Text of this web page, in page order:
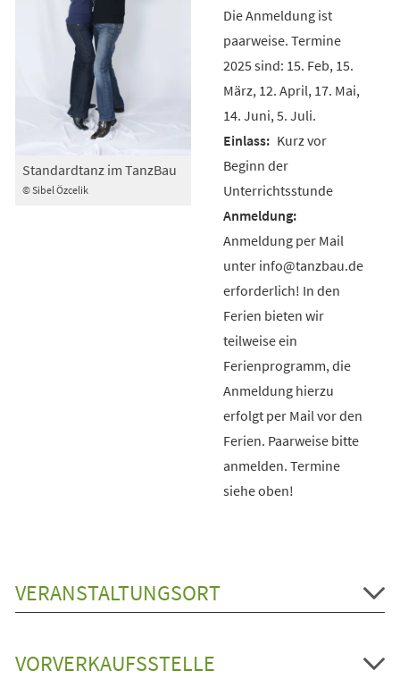
© Sibel Özcelik
Standardtanz im TanzBau
Die Anmeldung ist
paarweise. Termine
2025 sind: 15. Feb, 15.
März, 12. April, 17. Mai,
14. Juni, 5. Juli.
Kurz vor
Beginn der
Unterrichtsstunde
Anmeldung per Mail
unter info@tanzbau.de
erforderlich! In den
Ferien bieten wir
teilweise ein
Ferienprogramm, die
Anmeldung hierzu
erfolgt per Mail vor den
Ferien. Paarweise bitte
anmelden. Termine
siehe oben!
VERANSTALTUNGSORT
VORVERKAUFSSTELLE